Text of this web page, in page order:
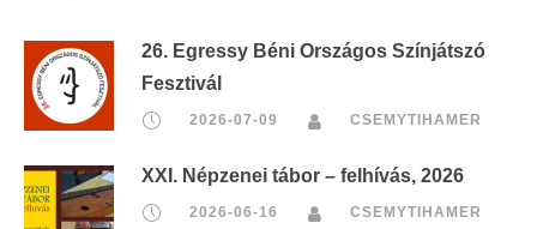
26. Egressy Béni Országos Színjátszó
Fesztivál
2026-07-09 CSEMYTIHAMER
XXI. Népzenei tábor – felhívás, 2026
2026-06-16 CSEMYTIHAMER